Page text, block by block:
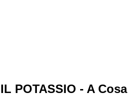
IL POTASSIO - A